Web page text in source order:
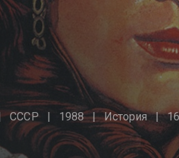
СССР 1988 История